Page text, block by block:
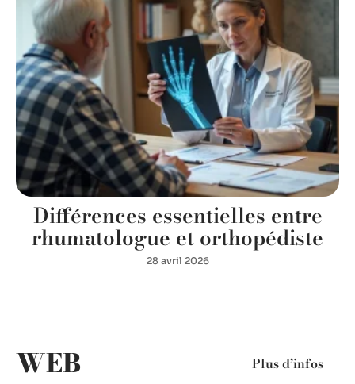
Différences essentielles entre
rhumatologue et orthopédiste
28 avril 2026
WEB Plus d’infos